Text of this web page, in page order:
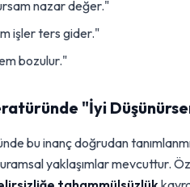
nazar değer."
işler ters gider."
bozulur."
"İyi
bu inanç doğrudan
yaklaşımlar mevcuttur.